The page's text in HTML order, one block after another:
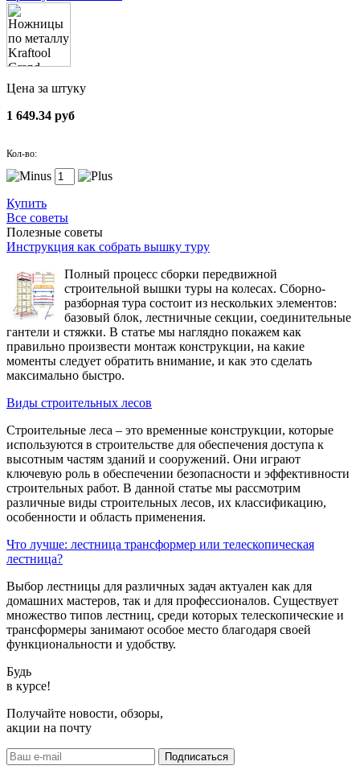
Цена за штуку
1 649.34 руб
Кол-во:
Купить
Все советы
Полезные советы
Инструкция как собрать вышку туру
Полный процесс сборки передвижной
строительной вышки туры на колесах. Сборно-
разборная тура состоит из нескольких элементов:
базовый блок, лестничные секции, соединительные
гантели и стяжки. В статье мы наглядно покажем как
правильно произвести монтаж конструкции, на какие
моменты следует обратить внимание, и как это сделать
максимально быстро.
Виды строительных лесов
Строительные леса – это временные конструкции, которые
используются в строительстве для обеспечения доступа к
высотным частям зданий и сооружений. Они играют
ключевую роль в обеспечении безопасности и эффективности
строительных работ. В данной статье мы рассмотрим
различные виды строительных лесов, их классификацию,
особенности и область применения.
Что лучше: лестница трансформер или телескопическая
лестница?
Выбор лестницы для различных задач актуален как для
домашних мастеров, так и для профессионалов. Существует
множество типов лестниц, среди которых телескопические и
трансформеры занимают особое место благодаря своей
функциональности и удобству.
Будь
в курсе!
Получайте новости, обзоры,
акции на почту